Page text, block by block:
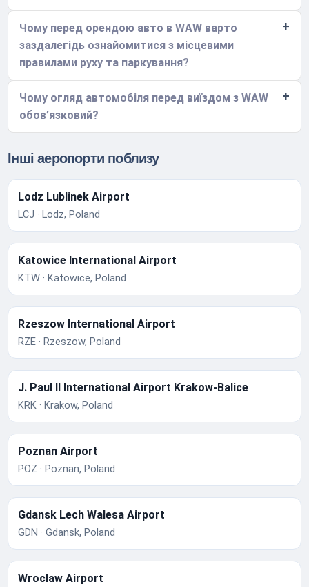
Чому перед орендою авто в WAW варто
заздалегідь ознайомитися з місцевими
правилами руху та паркування?
Чому огляд автомобіля перед виїздом з WAW
обов’язковий?
Інші аеропорти поблизу
Lodz Lublinek Airport
LCJ · Lodz, Poland
Katowice International Airport
KTW · Katowice, Poland
Rzeszow International Airport
RZE · Rzeszow, Poland
J. Paul II International Airport Krakow-Balice
KRK · Krakow, Poland
Poznan Airport
POZ · Poznan, Poland
Gdansk Lech Walesa Airport
GDN · Gdansk, Poland
Wroclaw Airport